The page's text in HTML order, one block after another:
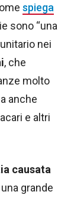
spiega
sono “una
nei
, che
molto
anche
e altri
causata
grande